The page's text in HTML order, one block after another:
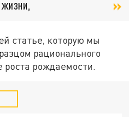
статье, которую мы
рационального
роста рождаемости.